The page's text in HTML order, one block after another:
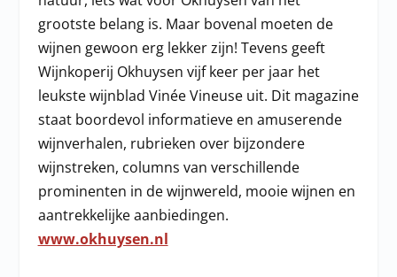
grootste belang is. Maar bovenal moeten de
wijnen gewoon erg lekker zijn! Tevens geeft
Wijnkoperij Okhuysen vijf keer per jaar het
leukste wijnblad Vinée Vineuse uit. Dit magazine
staat boordevol informatieve en amuserende
wijnverhalen, rubrieken over bijzondere
wijnstreken, columns van verschillende
prominenten in de wijnwereld, mooie wijnen en
aantrekkelijke aanbiedingen.
www.okhuysen.nl